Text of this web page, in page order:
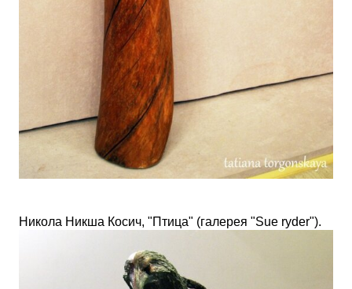
Никола Никша Косич, "Птица" (галерея "Sue ryder").